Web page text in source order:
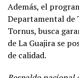
Además, el
Departamental de
Tornus, busca
de La Guajira se
de calidad.